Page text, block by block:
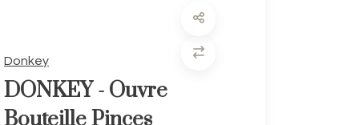
Donkey
DONKEY - Ouvre